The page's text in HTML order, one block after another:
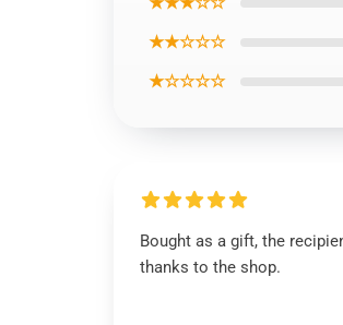
★★☆☆☆
★☆☆☆☆
Bought as a gift, the
thanks to the shop.